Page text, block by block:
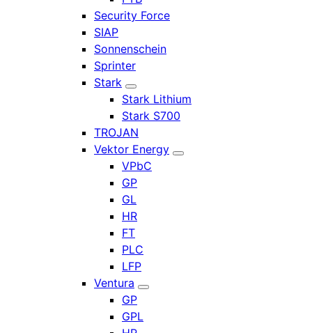
Security Force
SIAP
Sonnenschein
Sprinter
Stark
Stark Lithium
Stark S700
TROJAN
Vektor Energy
VPbC
GP
GL
HR
FT
PLC
LFP
Ventura
GP
GPL